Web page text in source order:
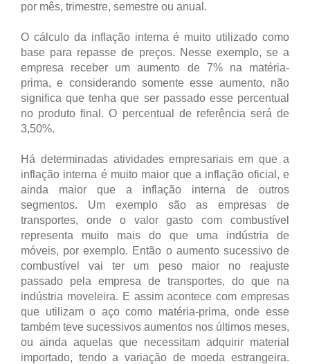
por mês, trimestre, semestre ou anual.
O cálculo da inflação interna é muito utilizado como
base para repasse de preços. Nesse exemplo, se a
empresa receber um aumento de 7% na matéria-
prima, e considerando somente esse aumento, não
significa que tenha que ser passado esse percentual
no produto final. O percentual de referência será de
3,50%.
Há determinadas atividades empresariais em que a
inflação interna é muito maior que a inflação oficial, e
ainda maior que a inflação interna de outros
segmentos. Um exemplo são as empresas de
transportes, onde o valor gasto com combustível
representa muito mais do que uma indústria de
móveis, por exemplo. Então o aumento sucessivo de
combustível vai ter um peso maior no reajuste
passado pela empresa de transportes, do que na
indústria moveleira. E assim acontece com empresas
que utilizam o aço como matéria-prima, onde esse
também teve sucessivos aumentos nos últimos meses,
ou ainda aquelas que necessitam adquirir material
importado, tendo a variação de moeda estrangeira.